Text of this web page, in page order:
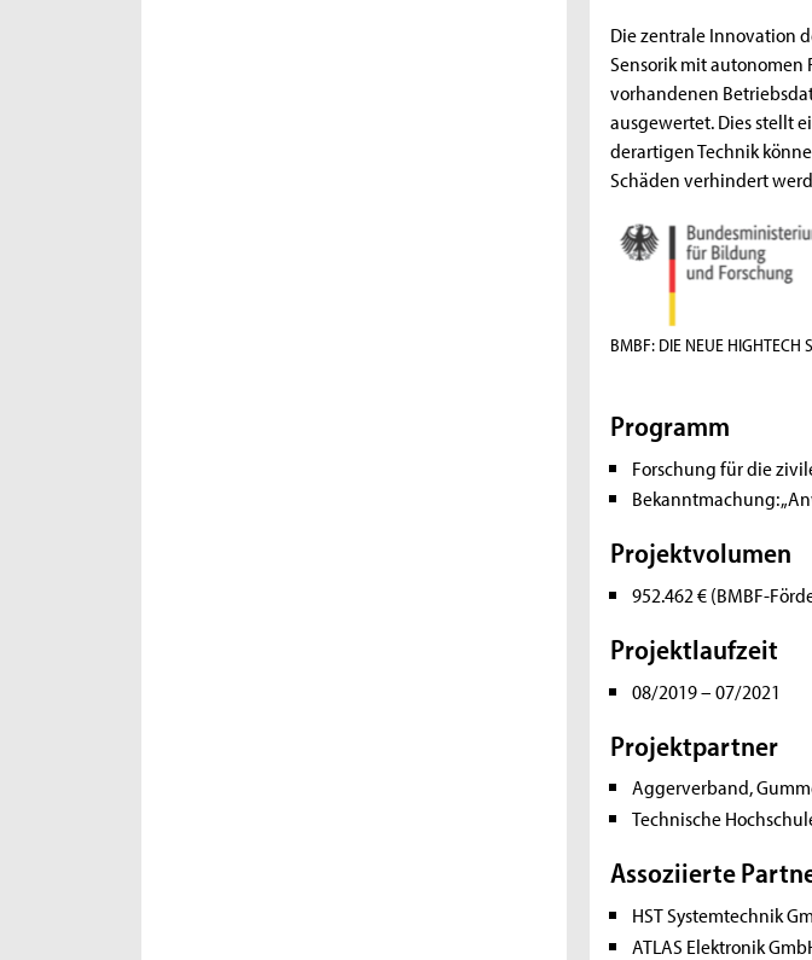
Die zentrale Innovation
Sensorik mit autonomen
vorhandenen
ausgewertet. Dies stellt
derartigen Technik
Schäden verhindert
BMBF: DIE NEUE HIGHTECH
Programm
Forschung für die
Bekanntmachung:
Projektvolumen
952.462 € (BMBF-
Projektlaufzeit
08/2019 – 07/2021
Projektpartner
Aggerverband,
Technische
Assoziierte
HST Systemtechnik
ATLAS Elektronik